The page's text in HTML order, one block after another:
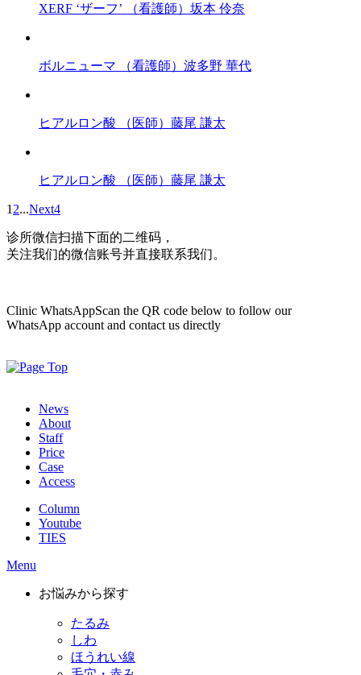
XERF ‘ザーフ’ （看護師）坂本 伶奈
ボルニューマ （看護師）波多野 華代
ヒアルロン酸 （医師）藤尾 謙太
ヒアルロン酸 （医師）藤尾 謙太
1 2...Next4
诊所微信扫描下面的二维码，
关注我们的微信账号并直接联系我们。
Clinic WhatsAppScan the QR code below to follow our
WhatsApp account and contact us directly
News
About
Staff
Price
Case
Access
Column
Youtube
TIES
Menu
お悩みから探す
たるみ
しわ
ほうれい線